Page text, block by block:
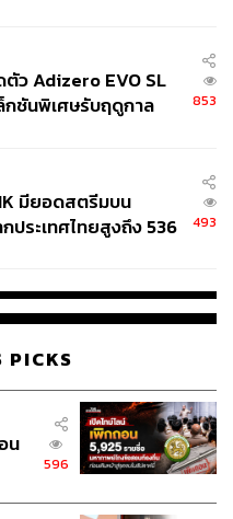
ตัว Adizero EVO SL
กชันพิเศษรับฤดูกาล
853
มียอดสตรีมบน
ประเทศไทยสูงถึง 536
493
PICKS
น
596